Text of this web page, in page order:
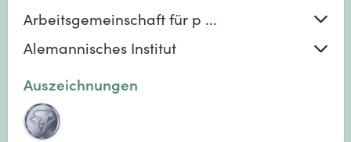
Arbeitsgemeinschaft für p ...
Alemannisches Institut
Auszeichnungen